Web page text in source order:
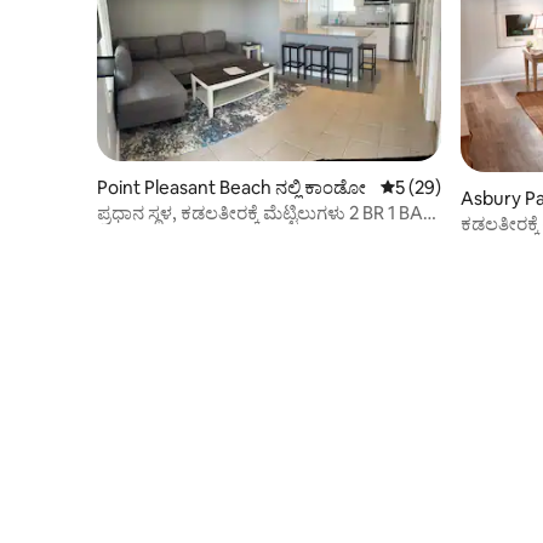
Point Pleasant Beach ನಲ್ಲಿ ಕಾಂಡೋ 5 ರಲ್ಲಿ 5 ಸರಾಸರಿ
5 (29)
ಪ್ರಧಾನ ಸ್ಥಳ, ಕಡಲತೀರಕ್ಕೆ ಮೆಟ್ಟಿಲುಗಳು 2 BR 1 BA
Asbury